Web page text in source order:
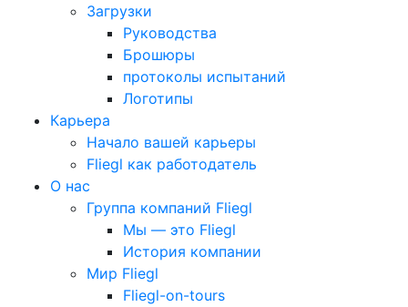
Загрузки
Руководства
Брошюры
протоколы испытаний
Логотипы
Карьера
Начало вашей карьеры
Fliegl как работодатель
О нас
Группа компаний Fliegl
Мы — это Fliegl
История компании
Мир Fliegl
Fliegl-on-tours